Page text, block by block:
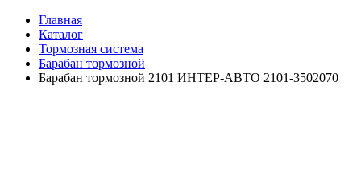
Главная
Каталог
Тормозная система
Барабан тормозной
Барабан тормозной 2101 ИНТЕР-АВТО 2101-3502070